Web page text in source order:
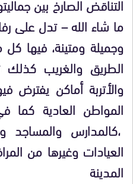
ما شاء الله – تدل على
وجميلة ومتينة، فيها كل
الطريق والغريب
والأتربة أماكن يفترض
المواطن العادية كما
،كالمدارس
العيادات وغيرها من
المدينة